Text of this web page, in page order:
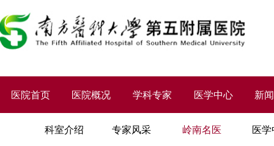
医院首页 医院概况 学科专家 医学中心 新
科室介绍 专家风采 岭南名医 医